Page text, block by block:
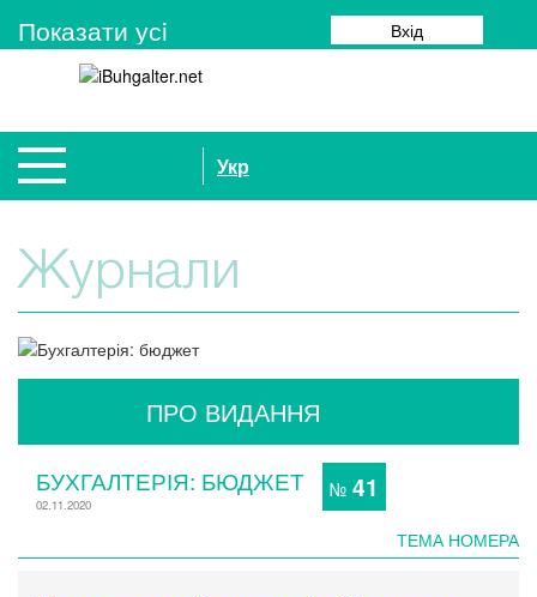
Показати усi Вхід
Укр
Журнали
ПРО ВИДАННЯ
БУХГАЛТЕРІЯ: БЮДЖЕТ
02.11.2020
№ 41
ТЕМА НОМЕРА